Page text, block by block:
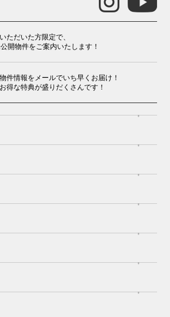
ただいた方限定で、
開物件をご案内いたします！
件情報をメールでいち早くお届け！
得な特典が盛りだくさんです！